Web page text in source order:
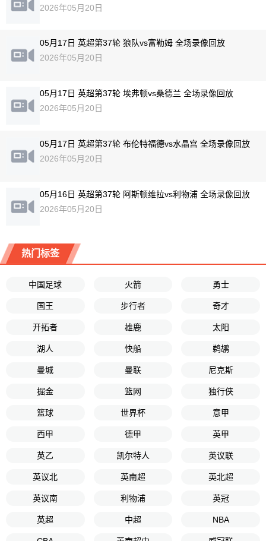
2026年05月20日
05月17日 英超第37轮 狼队vs富勒姆 全场录像回放
2026年05月20日
05月17日 英超第37轮 埃弗顿vs桑德兰 全场录像回放
2026年05月20日
05月17日 英超第37轮 布伦特福德vs水晶宫 全场录像回放
2026年05月20日
05月16日 英超第37轮 阿斯顿维拉vs利物浦 全场录像回放
2026年05月20日
热门标签
中国足球 火箭 勇士
国王 步行者 奇才
开拓者 雄鹿 太阳
湖人 快船 鹈鹕
曼城 曼联 尼克斯
掘金 篮网 独行侠
篮球 世界杯 意甲
西甲 德甲 英甲
英乙 凯尔特人 英议联
英议北 英南超 英北超
英议南 利物浦 英冠
英超 中超 NBA